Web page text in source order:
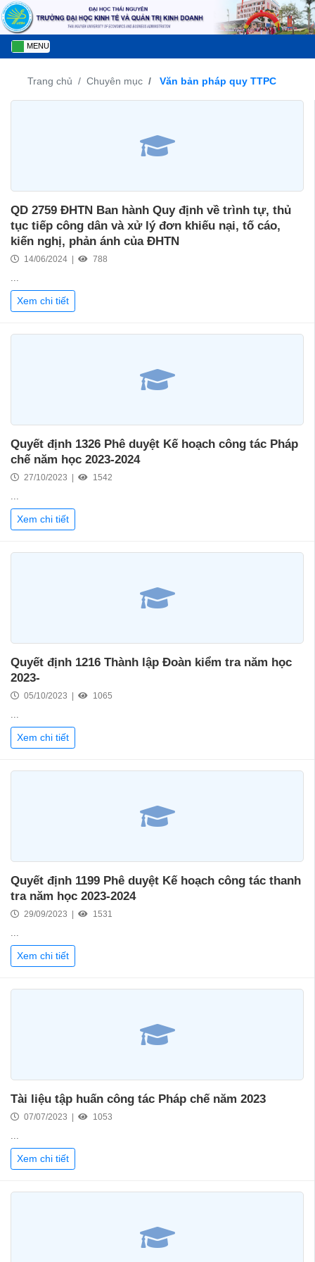
MENU
Trang chủ Chuyên mục Văn bản pháp quy TTPC
QD 2759 ĐHTN Ban hành Quy định về trình tự, thủ
tục tiếp công dân và xử lý đơn khiếu nại, tố cáo,
kiến nghị, phản ánh của ĐHTN
14/06/2024 | 788
...
Xem chi tiết
Quyết định 1326 Phê duyệt Kế hoạch công tác Pháp
chế năm học 2023-2024
27/10/2023 | 1542
...
Xem chi tiết
Quyết định 1216 Thành lập Đoàn kiểm tra năm học
2023-
05/10/2023 | 1065
...
Xem chi tiết
Quyết định 1199 Phê duyệt Kế hoạch công tác thanh
tra năm học 2023-2024
29/09/2023 | 1531
...
Xem chi tiết
Tài liệu tập huấn công tác Pháp chế năm 2023
07/07/2023 | 1053
...
Xem chi tiết